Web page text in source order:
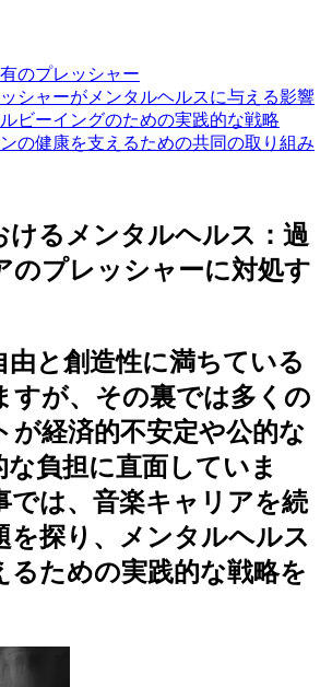
のプレッシャー
シャーがメンタルヘルスに与える影響
ビーイングのための実践的な戦略
の健康を支えるための共同の取り組み
けるメンタルヘルス：過
のプレッシャーに対処す
由と創造性に満ちている
すが、その裏では多くの
が経済的不安定や公的な
な負担に直面していま
では、音楽キャリアを続
を探り、メンタルヘルス
るための実践的な戦略を